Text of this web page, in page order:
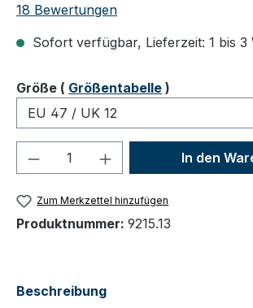
Durchschnittliche Bewertung von 5
18 Bewertungen
Sofort verfügbar, Lieferzeit: 1 bis 3
Größeauswählen
( Größentabelle )
Produkt Anzahl: Gib den
In den
Zum Merkzettel hinzufügen
Produktnummer: 9215.13
Beschreibung